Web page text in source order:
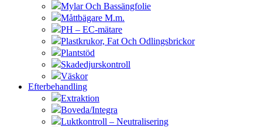
Mylar Och Bassängfolie
Måttbägare M.m.
PH – EC-mätare
Plastkrukor, Fat Och Odlingsbrickor
Plantstöd
Skadedjurskontroll
Väskor
Efterbehandling
Extraktion
Boveda/Integra
Luktkontroll – Neutralisering